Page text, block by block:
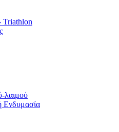
Triathlon
λαιμού
Ενδυμασία